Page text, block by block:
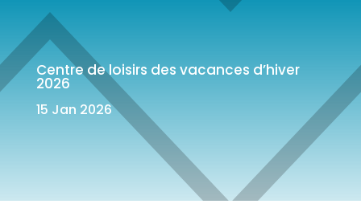
Centre de loisirs des vacances d’hiver
2026
15 Jan 2026